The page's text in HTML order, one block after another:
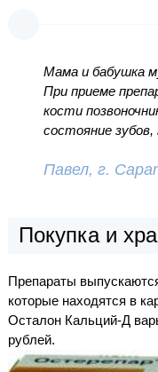
Мама и бабушка
При приеме
кости
состояние зубов,
Павел, г.
Покупка и
Препараты
которые находятся в
Осталон Кальций-Д
рублей.